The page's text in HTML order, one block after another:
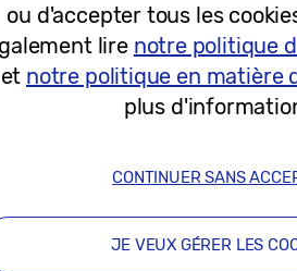
Consommant 65 % d’énergie en
A sur le marché européen
qui détecte
d’eau et de détergent afin
d’aspiration de 250 AW
grande souplesse
ou d'accepter tous les
lire notre politique
et notre politique en matière
plus
CONTINUER SANS
JE VEUX GÉRER LES